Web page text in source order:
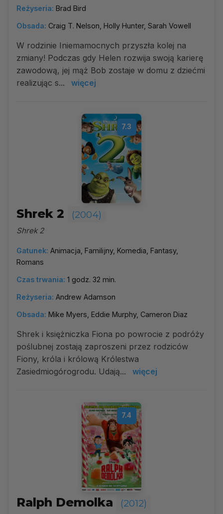
Reżyseria: Brad Bird
Obsada: Craig T. Nelson, Holly Hunter, Sarah Vowell
W rodzinie Iniemamocnych przyszła kolej na
zmiany! Podczas gdy Helen rozwija swoją karierę
zawodową, jej mąż Bob zostaje w domu z dziećmi
realizując s...
więcej
7.3
Shrek 2 (2004)
Shrek 2
Gatunek: Animacja, Familijny, Komedia, Fantasy,
Romans
Czas trwania: 1 godz. 32 min.
Reżyseria: Andrew Adamson
Obsada: Mike Myers, Eddie Murphy, Cameron Diaz
Shrek i księżniczka Fiona po powrocie z podróży
poślubnej zostają zaproszeni przez rodziców
Fiony, króla i królową Królestwa
Zasiedmiogórogrodu. Udają...
więcej
7.4
Ralph Demolka (2012)